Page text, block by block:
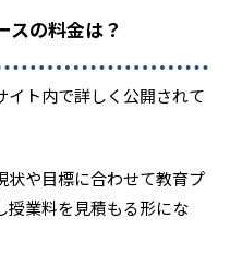
スの料金は？
ト内で詳しく公開されて
状や目標に合わせて教育プ
授業料を見積もる形にな